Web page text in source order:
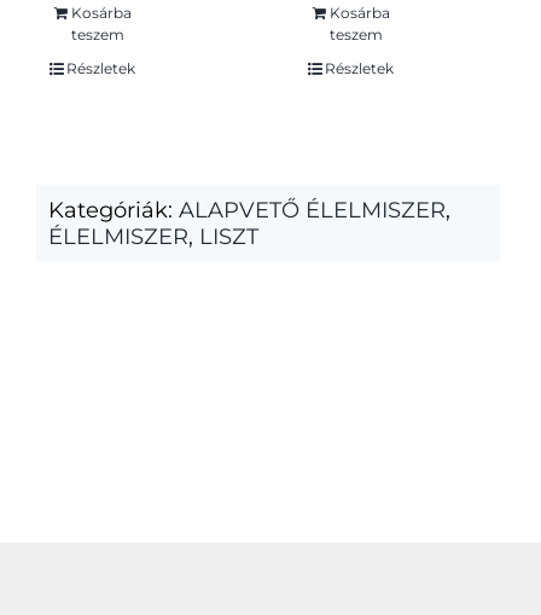
Kosárba
teszem
Részletek
Kosárba
teszem
Részletek
Kategóriák: ALAPVETŐ ÉLELMISZER,
ÉLELMISZER, LISZT